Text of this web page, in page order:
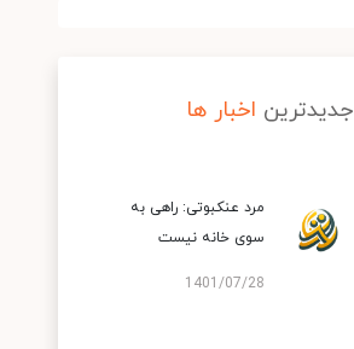
جدیدترین اخبار ها
مرد عنکبوتی: راهی به
سوی خانه نیست
1401/07/28